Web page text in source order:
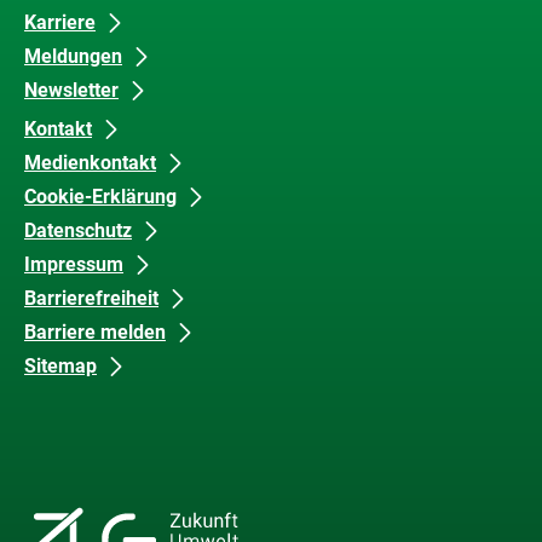
Karriere
Meldungen
Newsletter
Kontakt
Medienkontakt
Cookie-Erklärung
Datenschutz
Impressum
Barrierefreiheit
Barriere melden
Sitemap